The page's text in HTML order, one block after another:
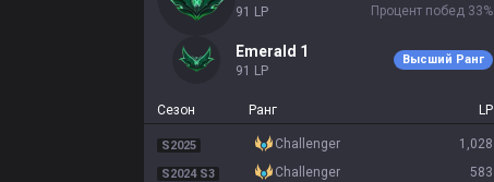
91 LP
Процент побед 33%
emerald 1
91 LP
Высший Ранг
Сезон Ранг LP
S2025 challenger 1,028
S2024 S3 challenger 583